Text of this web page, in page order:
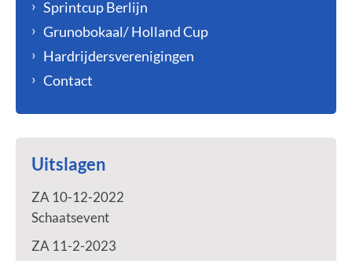
Sprintcup Berlijn
Grunobokaal/ Holland Cup
Hardrijdersverenigingen
Contact
Uitslagen
ZA 10-12-2022
Schaatsevent
ZA 11-2-2023